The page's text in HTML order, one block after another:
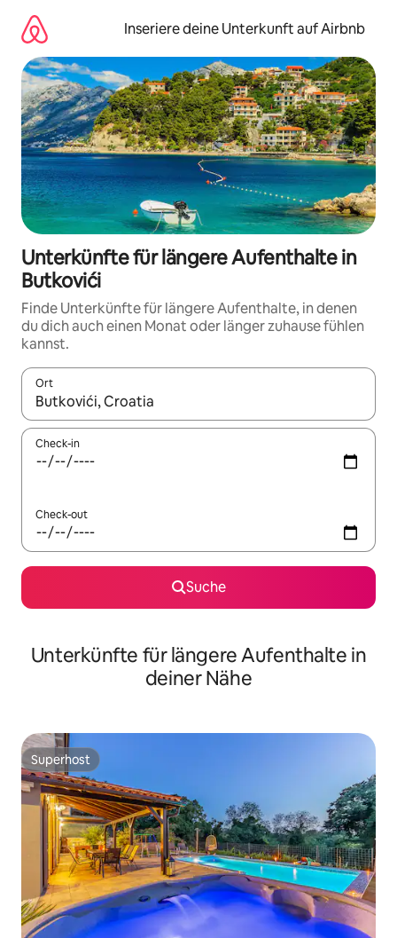
Inhalten
springen
Inseriere deine Unterkunft auf Airbnb
Unterkünfte für längere Aufenthalte in
Butkovići
Finde Unterkünfte für längere Aufenthalte, in denen
du dich auch einen Monat oder länger zuhause fühlen
kannst.
Ort
Wenn Ergebnisse verfügbar sind, navigiere mit den
Check-in
Check-out
Suche
Unterkünfte für längere Aufenthalte in
deiner Nähe
Superhost
Superhost